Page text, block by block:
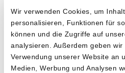
Wir verwenden Cookies, um
personalisieren, Funktionen für
können und die Zugriffe auf
analysieren. Außerdem geben
Verwendung unserer Website an
Medien, Werbung und Analysen